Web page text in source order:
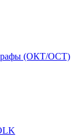
(ОКТ/ОСТ)